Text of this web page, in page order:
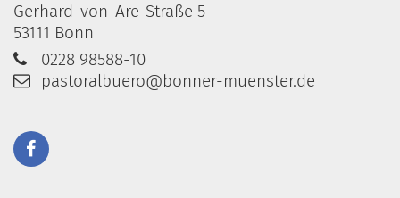
Gerhard-von-Are-Straße 5
53111 Bonn
0228 98588-10
pastoralbuero@bonner-muenster.de